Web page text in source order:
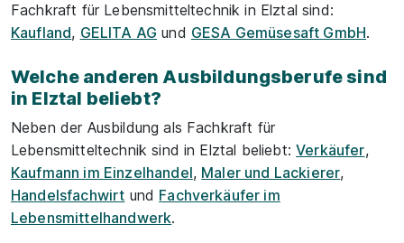
Fachkraft für Lebensmitteltechnik in Elztal sind:
Kaufland, GELITA AG und GESA Gemüsesaft GmbH.
Welche anderen Ausbildungsberufe sind
in Elztal beliebt?
Neben der Ausbildung als Fachkraft für
Lebensmitteltechnik sind in Elztal beliebt:Verkäufer,
Kaufmann im Einzelhandel, Maler und Lackierer,
Handelsfachwirt und Fachverkäufer im
Lebensmittelhandwerk.